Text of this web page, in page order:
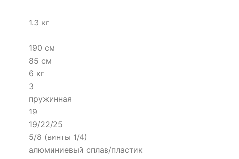
1.3 кг
190 см
85 см
6 кг
3
пружинная
19
19/22/25
5/8 (винты 1/4)
алюминиевый сплав/пластик